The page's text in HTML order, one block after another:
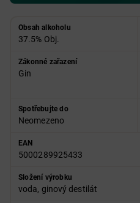
Obsah alkoholu
37.5% Obj.
Zákonné zařazení
Gin
Spotřebujte do
Neomezeno
EAN
5000289925433
Složení výrobku
voda, ginový destilát